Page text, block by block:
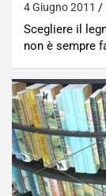
4 Giugno 2011
Scegliere il
non è sempre